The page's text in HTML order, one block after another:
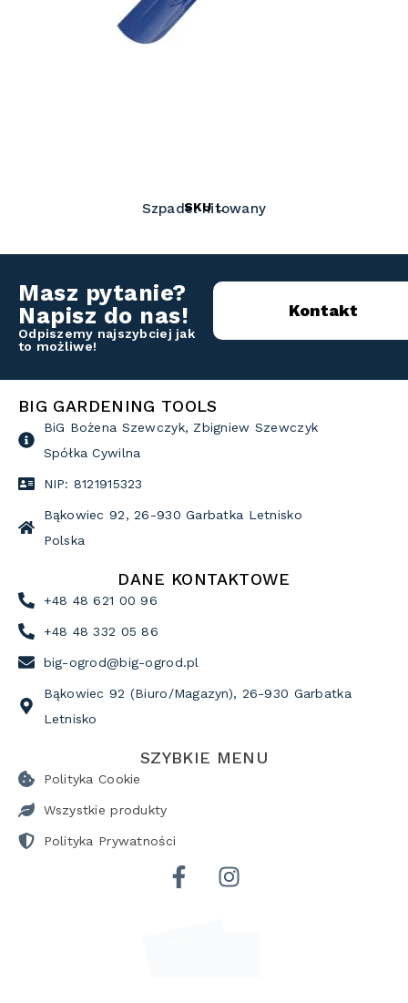
Szpadel nitowany
SKUL
Masz pytanie?
Napisz do nas!
Odpiszemy najszybciej jak
to możliwe!
Kontakt
BIG GARDENING TOOLS
BiG Bożena Szewczyk, Zbigniew Szewczyk
Spółka Cywilna
NIP: 8121915323
Bąkowiec 92, 26-930 Garbatka Letnisko
Polska
DANE KONTAKTOWE
+48 48 621 00 96
+48 48 332 05 86
big-ogrod@big-ogrod.pl
Bąkowiec 92 (Biuro/Magazyn), 26-930 Garbatka
Letnisko
SZYBKIE MENU
Polityka Cookie
Wszystkie produkty
Polityka Prywatności